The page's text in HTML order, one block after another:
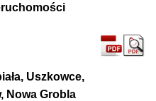
Uszkowce,
Nowa Grobla